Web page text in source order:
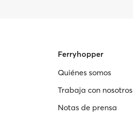
Ferryhopper
Quiénes somos
Trabaja con nosotros
Notas de prensa